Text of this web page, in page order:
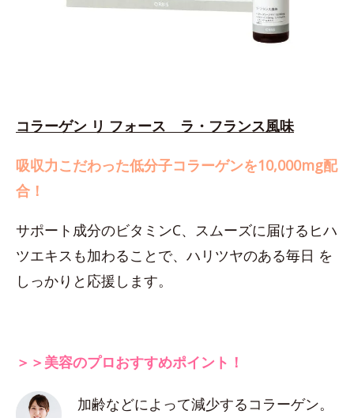
コラーゲン リ フォース ラ・フランス風味
吸収力こだわった低分子コラーゲンを10,000mg配
合！
サポート成分のビタミンC、スムーズに届けるヒハ
ツエキスも加わることで、ハリツヤのある毎日 を
しっかりと応援します。
＞＞美容のプロおすすめポイント！
加齢などによって減少するコラーゲン。